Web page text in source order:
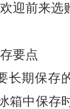
迎前来选
要点
长期保
箱中保存